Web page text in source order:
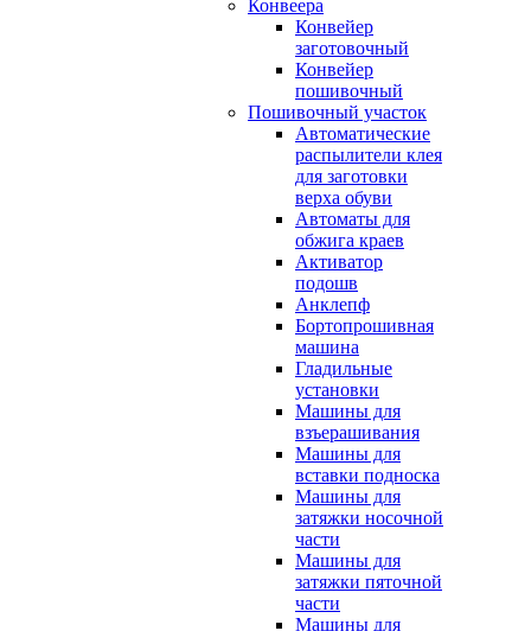
Конвеера
Конвейер
заготовочный
Конвейер
пошивочный
Пошивочный участок
Автоматические
распылители клея
для заготовки
верха обуви
Автоматы для
обжига краев
Активатор
подошв
Анклепф
Бортопрошивная
машина
Гладильные
установки
Машины для
взъерашивания
Машины для
вставки подноска
Машины для
затяжки носочной
части
Машины для
затяжки пяточной
части
Машины для